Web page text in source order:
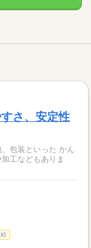
さ、安定性
工などもありま